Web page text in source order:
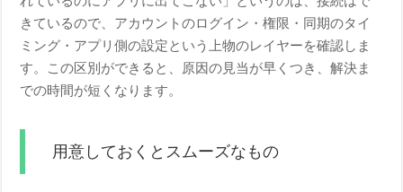
きているので、アカウントのログイン・権限・同期のタイ
ミング・アプリ側の設定という上物のレイヤーを確認しま
す。この区別ができると、原因の見当が早くつき、解決ま
での時間が短くなります。
用意しておくとスムーズなもの